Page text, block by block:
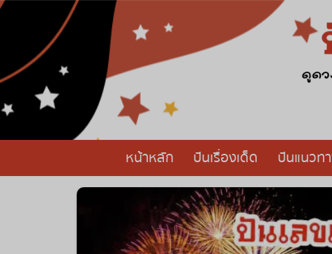
หน้าหลัก ปันเรื่องเด็ด ปันแนวท